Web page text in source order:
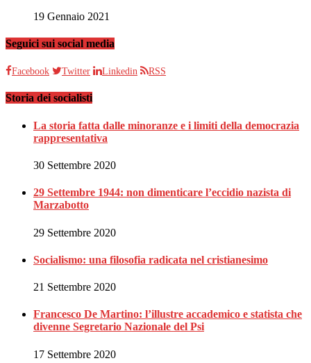
19 Gennaio 2021
Seguici sui social media
Facebook Twitter Linkedin RSS
Storia dei socialisti
La storia fatta dalle minoranze e i limiti della democrazia
rappresentativa
30 Settembre 2020
29 Settembre 1944: non dimenticare l’eccidio nazista di
Marzabotto
29 Settembre 2020
Socialismo: una filosofia radicata nel cristianesimo
21 Settembre 2020
Francesco De Martino: l’illustre accademico e statista che
divenne Segretario Nazionale del Psi
17 Settembre 2020